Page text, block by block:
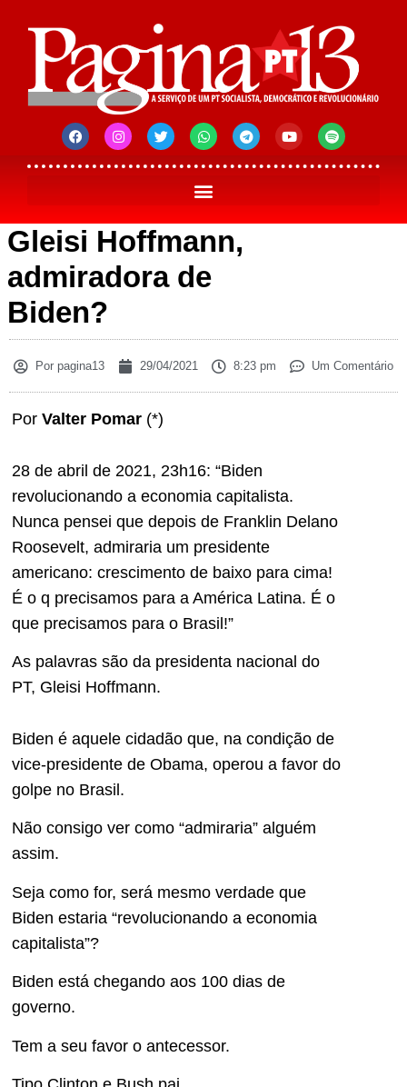
Gleisi Hoffmann,
admiradora de
Biden?
Por pagina13 29/04/2021 8:23 pm Um Comentário
Por Valter Pomar (*)
28 de abril de 2021, 23h16: “Biden
revolucionando a economia capitalista.
Nunca pensei que depois de Franklin Delano
Roosevelt, admiraria um presidente
americano: crescimento de baixo para cima!
É o q precisamos para a América Latina. É o
que precisamos para o Brasil!”
As palavras são da presidenta nacional do
PT, Gleisi Hoffmann.
Biden é aquele cidadão que, na condição de
vice-presidente de Obama, operou a favor do
golpe no Brasil.
Não consigo ver como “admiraria” alguém
assim.
Seja como for, será mesmo verdade que
Biden estaria “revolucionando a economia
capitalista”?
Biden está chegando aos 100 dias de
governo.
Tem a seu favor o antecessor.